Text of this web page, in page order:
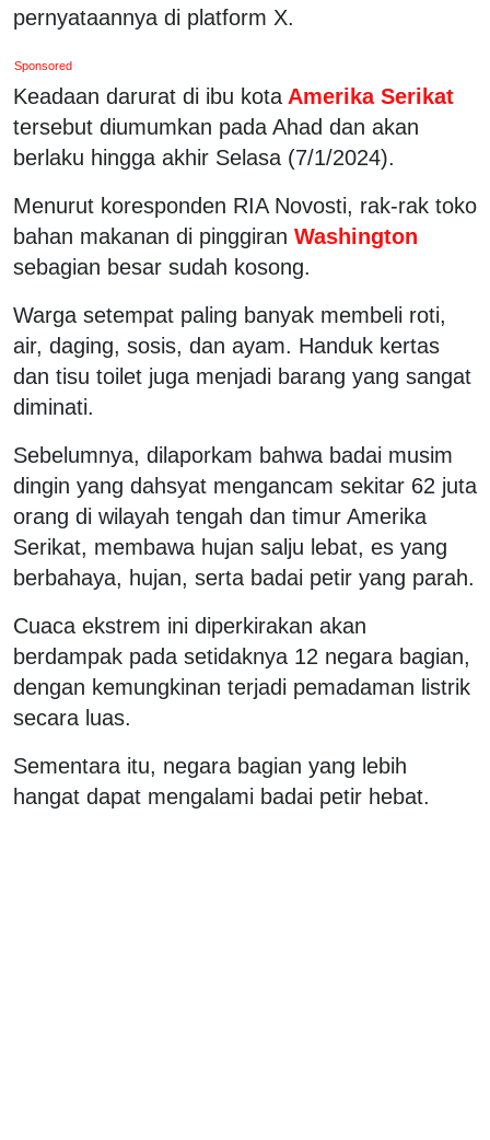
pernyataannya di platform X.
Sponsored
Keadaan darurat di ibu kota Amerika Serikat
tersebut diumumkan pada Ahad dan akan
berlaku hingga akhir Selasa (7/1/2024).
Menurut koresponden RIA Novosti, rak-rak toko
bahan makanan di pinggiran Washington
sebagian besar sudah kosong.
Warga setempat paling banyak membeli roti,
air, daging, sosis, dan ayam. Handuk kertas
dan tisu toilet juga menjadi barang yang sangat
diminati.
Sebelumnya, dilaporkam bahwa badai musim
dingin yang dahsyat mengancam sekitar 62 juta
orang di wilayah tengah dan timur Amerika
Serikat, membawa hujan salju lebat, es yang
berbahaya, hujan, serta badai petir yang parah.
Cuaca ekstrem ini diperkirakan akan
berdampak pada setidaknya 12 negara bagian,
dengan kemungkinan terjadi pemadaman listrik
secara luas.
Sementara itu, negara bagian yang lebih
hangat dapat mengalami badai petir hebat.